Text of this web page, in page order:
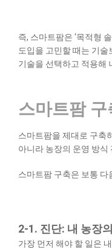
즉, 스마트팜은 ‘목적형
도입을 고민할 때는 기술
기술을 선택하고 적용해
스마트팜
스마트팜을 제대로 구축
아니라 농장의 운영 방식
스마트팜 구축은 보통 다
2-1. 진단: 내 농장
가장 먼저 해야 할 일은